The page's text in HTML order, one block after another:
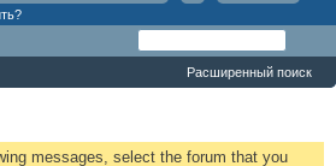
Расширенный поиск
messages, select the forum that you